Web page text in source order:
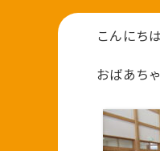
こんにち
おばあち